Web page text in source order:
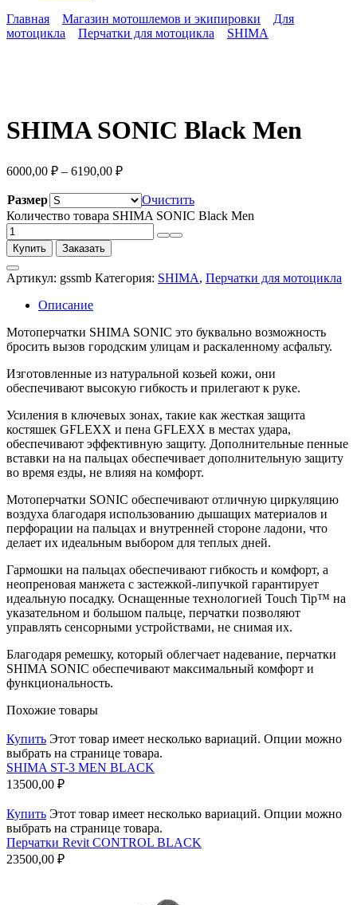
Главная
Магазин мотошлемов и экипировки
Для
мотоцикла
Перчатки для мотоцикла SHIMA
SHIMA SONIC Black Men
6000,00 ₽ – 6190,00 ₽
Размер
Очистить
Количество товара SHIMA SONIC Black Men
Купить Заказать
Артикул: gssmb Категория: SHIMA, Перчатки для мотоцикла
Описание
Мотоперчатки SHIMA SONIC это буквально возможность
бросить вызов городским улицам и раскаленному асфальту.
Изготовленные из натуральной козьей кожи, они
обеспечивают высокую гибкость и прилегают к руке.
Усиления в ключевых зонах, такие как жесткая защита
костяшек GFLEXX и пена GFLEXX в местах удара,
обеспечивают эффективную защиту. Дополнительные пенные
вставки на на пальцах обеспечивает дополнительную защиту
во время езды, не влияя на комфорт.
Мотоперчатки SONIC обеспечивают отличную циркуляцию
воздуха благодаря использованию дышащих материалов и
перфорации на пальцах и внутренней стороне ладони, что
делает их идеальным выбором для теплых дней.
Гармошки на пальцах обеспечивают гибкость и комфорт, а
неопреновая манжета с застежкой-липучкой гарантирует
идеальную посадку. Оснащенные технологией Touch Tip™ на
указательном и большом пальце, перчатки позволяют
управлять сенсорными устройствами, не снимая их.
Благодаря ремешку, который облегчает надевание, перчатки
SHIMA SONIC обеспечивают максимальный комфорт и
функциональность.
Похожие товары
Купить Этот товар имеет несколько вариаций. Опции можно
выбрать на странице товара.
SHIMA ST-3 MEN BLACK
13500,00 ₽
Купить Этот товар имеет несколько вариаций. Опции можно
выбрать на странице товара.
Перчатки Revit CONTROL BLACK
23500,00 ₽